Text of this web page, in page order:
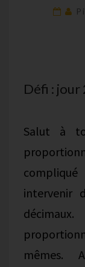
Défi : jour
Salut à
intervenir
mêmes.